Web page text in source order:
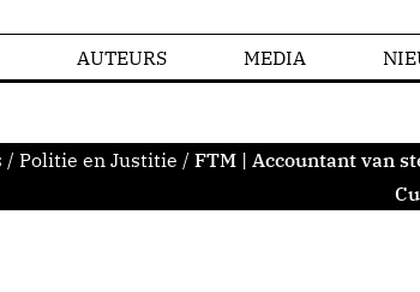
AUTEURS MEDIA
/ Politie en Justitie / FTM | Accountant van